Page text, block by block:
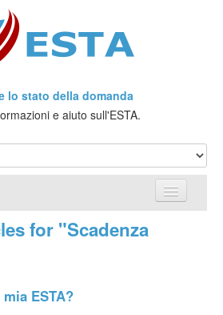
lo stato della domanda
e aiuto sull'ESTA.
for "Scadenza
ESTA?